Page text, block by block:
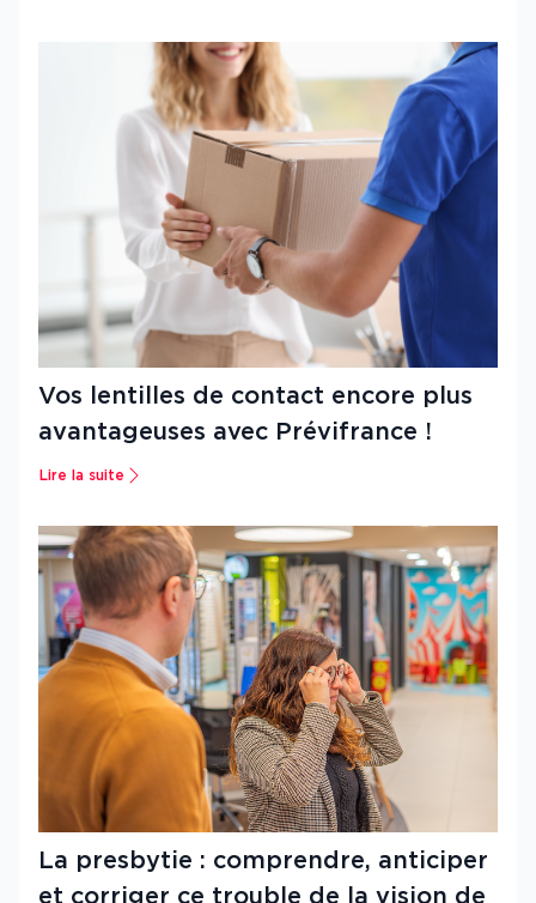
Vos lentilles de contact encore plus
avantageuses avec Prévifrance !
Lire la suite
La presbytie : comprendre, anticiper
et corriger ce trouble de la vision de